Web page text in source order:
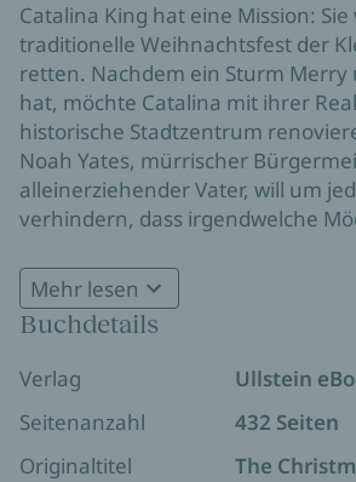
Catalina King hat eine Mission: Sie
traditionelle Weihnachtsfest der
retten. Nachdem ein Sturm Merry
hat, möchte Catalina mit ihrer
historische Stadtzentrum
Noah Yates, mürrischer
alleinerziehender Vater, will um
verhindern, dass irgendwelche
Catalina »Cat« King gibt so schnell
Mal, wenn Noah und Cat im selben
fliegen die Fetzen. Können sie sich
zusammenreißen, damit es ein
geben kann?
Die spicy Weihnachts-Kleinstadt-
Mehr lesen
Buchdetails
Verlag
Ullstein
Seitenanzahl
432 Seiten
Originaltitel
The